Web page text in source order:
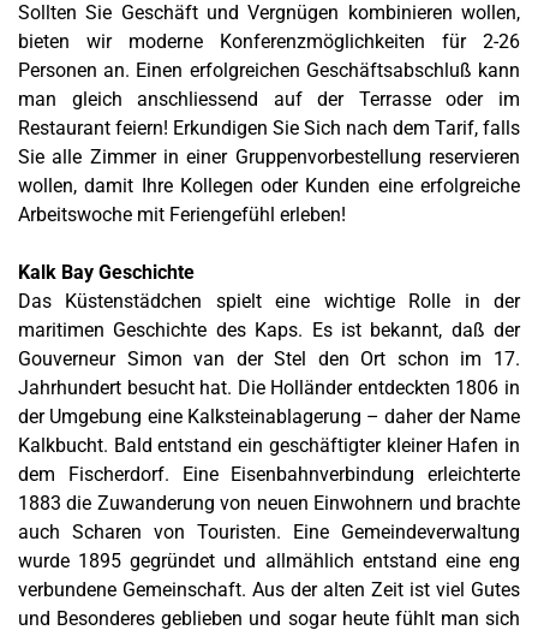
Sollten Sie Geschäft und Vergnügen kombinieren wollen,
bieten wir moderne Konferenzmöglichkeiten für 2-26
Personen an. Einen erfolgreichen Geschäftsabschluß kann
man gleich anschliessend auf der Terrasse oder im
Restaurant feiern! Erkundigen Sie Sich nach dem Tarif, falls
Sie alle Zimmer in einer Gruppenvorbestellung reservieren
wollen, damit Ihre Kollegen oder Kunden eine erfolgreiche
Arbeitswoche mit Feriengefühl erleben!
Kalk Bay Geschichte
Das Küstenstädchen spielt eine wichtige Rolle in der
maritimen Geschichte des Kaps. Es ist bekannt, daß der
Gouverneur Simon van der Stel den Ort schon im 17.
Jahrhundert besucht hat. Die Holländer entdeckten 1806 in
der Umgebung eine Kalksteinablagerung – daher der Name
Kalkbucht. Bald entstand ein geschäftigter kleiner Hafen in
dem Fischerdorf. Eine Eisenbahnverbindung erleichterte
1883 die Zuwanderung von neuen Einwohnern und brachte
auch Scharen von Touristen. Eine Gemeindeverwaltung
wurde 1895 gegründet und allmählich entstand eine eng
verbundene Gemeinschaft. Aus der alten Zeit ist viel Gutes
und Besonderes geblieben und sogar heute fühlt man sich